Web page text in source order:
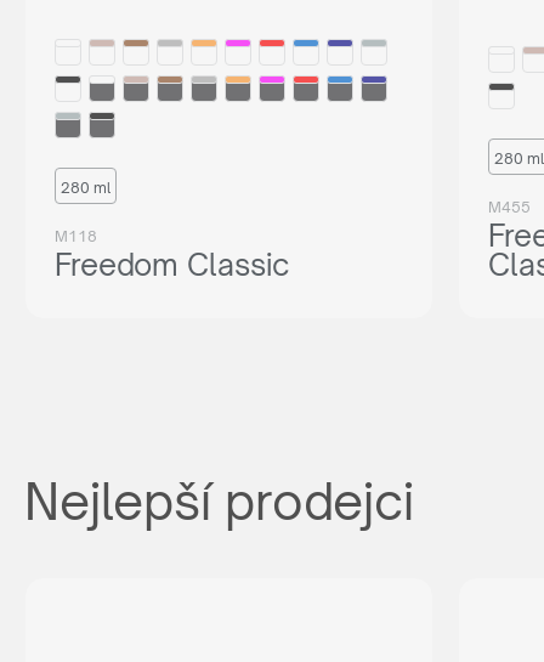
280 ml
M118
Freedom Classic
280 ml
M455
Nejlepší prodejci